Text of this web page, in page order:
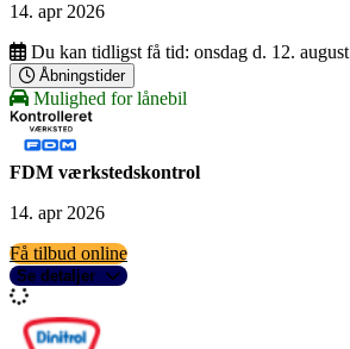
14. apr 2026
Du kan tidligst få tid: onsdag d. 12. august
Åbningstider
Mulighed for lånebil
FDM værkstedskontrol
14. apr 2026
Få tilbud online
Se detaljer